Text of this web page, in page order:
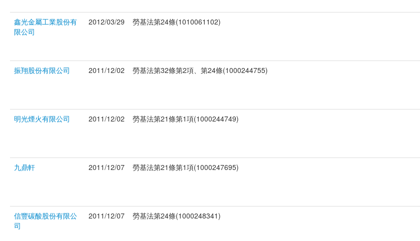
鑫光金屬工業股份有
限公司
2012/03/29 勞基法第24條(1010061102)
振翔股份有限公司
2011/12/02 勞基法第32條第2項、第24條(1000244755)
明光煙火有限公司
2011/12/02 勞基法第21條第1項(1000244749)
九鼎軒
2011/12/07 勞基法第21條第1項(1000247695)
信豐碳酸股份有限公
司
2011/12/07 勞基法第24條(1000248341)